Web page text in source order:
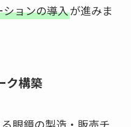
ョンの導入が進みま
ク構築
眼鏡の製造・販売チ